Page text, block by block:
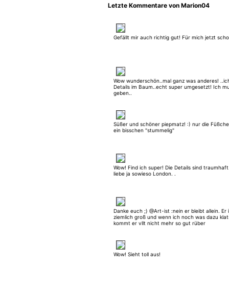
Letzte Kommentare von Marion04
Gefällt mir auch richtig gut! Für mich jetzt
Wow wunderschön..mal ganz was anderes!
Details im Baum..echt super umgesetzt! Ich
geben..
Süßer und schöner piepmatz! :) nur die
ein bisschen "stummelig"
Wow! Find ich super! Die Details sind
liebe ja sowieso London. .
Danke euch ;) @Art-ist :nein er bleibt allein. Er
ziemlich groß und wenn ich noch was dazu
kommt er vllt nicht mehr so gut rüber
Wow! Sieht toll aus!